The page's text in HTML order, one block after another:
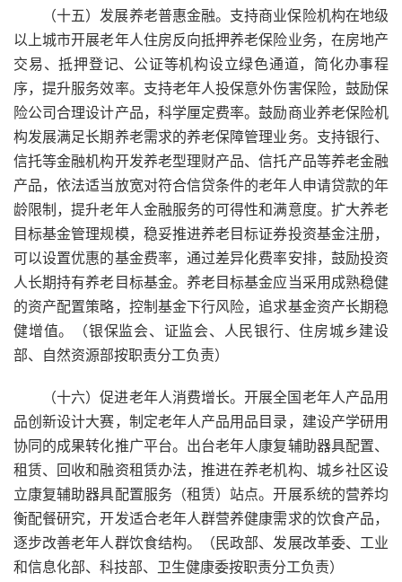
（十五）发展养老普惠金融。支持商业保险机构在地级
以上城市开展老年人住房反向抵押养老保险业务，在房地产
交易、抵押登记、公证等机构设立绿色通道，简化办事程
序，提升服务效率。支持老年人投保意外伤害保险，鼓励保
险公司合理设计产品，科学厘定费率。鼓励商业养老保险机
构发展满足长期养老需求的养老保障管理业务。支持银行、
信托等金融机构开发养老型理财产品、信托产品等养老金融
产品，依法适当放宽对符合信贷条件的老年人申请贷款的年
龄限制，提升老年人金融服务的可得性和满意度。扩大养老
目标基金管理规模，稳妥推进养老目标证券投资基金注册，
可以设置优惠的基金费率，通过差异化费率安排，鼓励投资
人长期持有养老目标基金。养老目标基金应当采用成熟稳健
的资产配置策略，控制基金下行风险，追求基金资产长期稳
健增值。（银保监会、证监会、人民银行、住房城乡建设
部、自然资源部按职责分工负责）
（十六）促进老年人消费增长。开展全国老年人产品用
品创新设计大赛，制定老年人产品用品目录，建设产学研用
协同的成果转化推广平台。出台老年人康复辅助器具配置、
租赁、回收和融资租赁办法，推进在养老机构、城乡社区设
立康复辅助器具配置服务（租赁）站点。开展系统的营养均
衡配餐研究，开发适合老年人群营养健康需求的饮食产品，
逐步改善老年人群饮食结构。（民政部、发展改革委、工业
和信息化部、科技部、卫生健康委按职责分工负责）